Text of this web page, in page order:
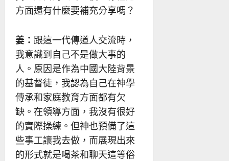
方面還有什麼要補充分享嗎？
姜： 跟這一代傳道人交流時，
我意識到自己不是做大事的
人。原因是作為中國大陸背景
的基督徒，我認為自己在神學
傳承和家庭教育方面都有欠
缺。在領導方面，我沒有很好
的實際操練。但神也預備了這
些事工讓我去做，而展現出來
的形式就是喝茶和聊天這等俗